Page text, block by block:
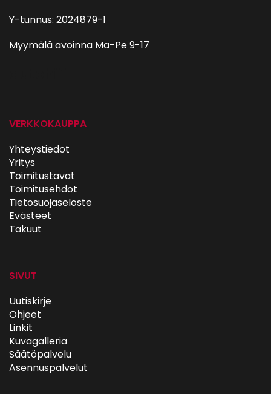
Y-tunnus: 2024879-1
Myymälä avoinna Ma-Pe 9-17
VERKKOKAUPPA
Yhteystiedot
Yritys
Toimitustavat
Toimitusehdot
Tietosuojaseloste
Evästeet
Takuut
SIVUT
Uutiskirje
Ohjeet
Linkit
Kuvagalleria
Säätöpalvelu
Asennuspalvelut